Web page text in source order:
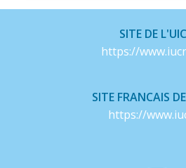
SITE DE
https://
SITE FRANCAIS
https://